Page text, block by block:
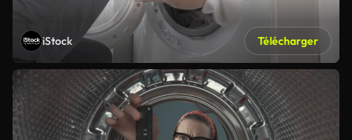
iStock Télécharger